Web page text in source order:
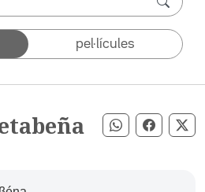
pel·lícules
Compartir